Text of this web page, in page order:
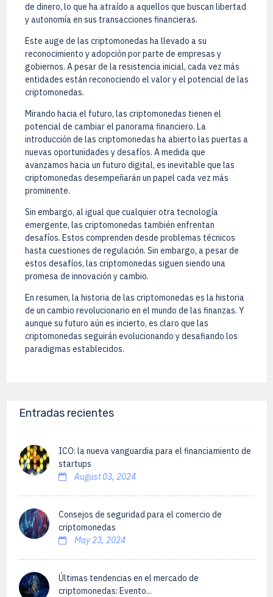
de dinero, lo que ha atraído a aquellos que buscan libertad
y autonomía en sus transacciones financieras.
Este auge de las criptomonedas ha llevado a su
reconocimiento y adopción por parte de empresas y
gobiernos. A pesar de la resistencia inicial, cada vez más
entidades están reconociendo el valor y el potencial de las
criptomonedas.
Mirando hacia el futuro, las criptomonedas tienen el
potencial de cambiar el panorama financiero. La
introducción de las criptomonedas ha abierto las puertas a
nuevas oportunidades y desafíos. A medida que
avanzamos hacia un futuro digital, es inevitable que las
criptomonedas desempeñarán un papel cada vez más
prominente.
Sin embargo, al igual que cualquier otra tecnología
emergente, las criptomonedas también enfrentan
desafíos. Estos comprenden desde problemas técnicos
hasta cuestiones de regulación. Sin embargo, a pesar de
estos desafíos, las criptomonedas siguen siendo una
promesa de innovación y cambio.
En resumen, la historia de las criptomonedas es la historia
de un cambio revolucionario en el mundo de las finanzas. Y
aunque su futuro aún es incierto, es claro que las
criptomonedas seguirán evolucionando y desafiando los
paradigmas establecidos.
Entradas recientes
ICO: la nueva vanguardia para el financiamiento de
startups
August 03, 2024
Consejos de seguridad para el comercio de
criptomonedas
May 23, 2024
Últimas tendencias en el mercado de
criptomonedas: Evento...